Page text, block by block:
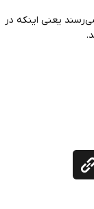
یعنی اینکه در